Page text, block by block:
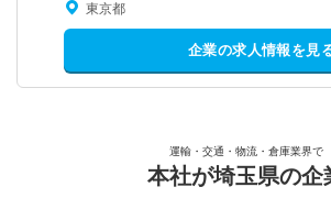
東京都
企業の求人情報を見
運輸・交通・物流・倉庫業界で
本社が埼玉県の企